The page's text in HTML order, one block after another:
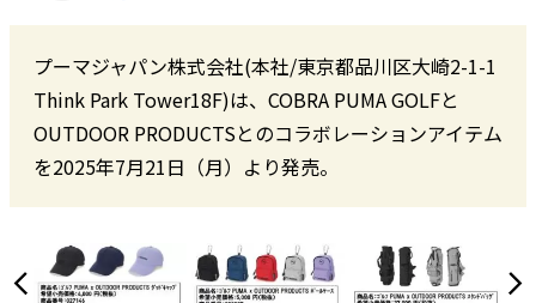
プーマジャパン株式会社(本社/東京都品川区大崎2-1-1
Think Park Tower18F)は、COBRA PUMA GOLFと
OUTDOOR PRODUCTSとのコラボレーションアイテム
を2025年7月21日（月）より発売。